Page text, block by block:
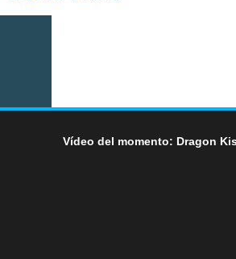
Vídeo del momento: Dragon